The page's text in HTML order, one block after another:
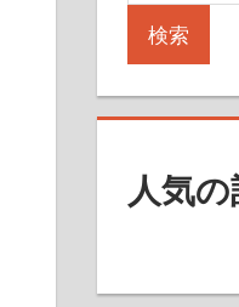
検索
人気